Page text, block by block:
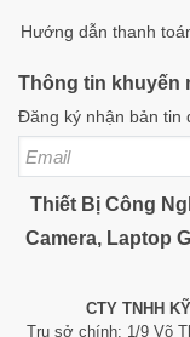
Hướng dẫn thanh
Thông tin khuyến
Đăng ký nhận bản tin
Thiết Bị Công
Camera, Laptop
CTY TNHH
Trụ sở chính: 1/9 Võ